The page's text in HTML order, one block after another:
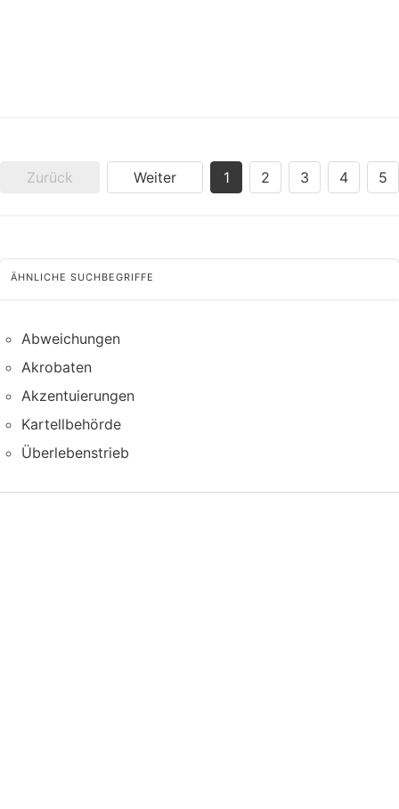
Zurück Weiter 1 2 3 4 5
ÄHNLICHE SUCHBEGRIFFE
Abweichungen
Akrobaten
Akzentuierungen
Kartellbehörde
Überlebenstrieb